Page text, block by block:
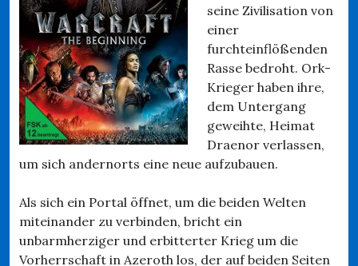
seine Zivilisation von
einer
furchteinflößenden
Rasse bedroht. Ork-
Krieger haben ihre,
dem Untergang
geweihte, Heimat
Draenor verlassen,
um sich andernorts eine neue aufzubauen.
Als sich ein Portal öffnet, um die beiden Welten
miteinander zu verbinden, bricht ein
unbarmherziger und erbitterter Krieg um die
Vorherrschaft in Azeroth los, der auf beiden Seiten